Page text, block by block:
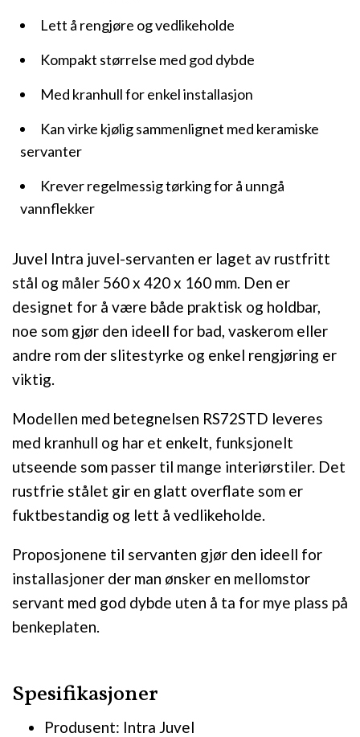
Juvel Intra juvel-servanten er laget av rustfritt
stål og måler 560 x 420 x 160 mm. Den er
designet for å være både praktisk og holdbar,
noe som gjør den ideell for bad, vaskerom eller
andre rom der slitestyrke og enkel rengjøring er
viktig.
Modellen med betegnelsen RS72STD leveres
med kranhull og har et enkelt, funksjonelt
utseende som passer til mange interiørstiler. Det
rustfrie stålet gir en glatt overflate som er
fuktbestandig og lett å vedlikeholde.
Proposjonene til servanten gjør den ideell for
installasjoner der man ønsker en mellomstor
servant med god dybde uten å ta for mye plass på
benkeplaten.
Lett å rengjøre og vedlikeholde
Kompakt størrelse med god dybde
Med kranhull for enkel installasjon
Kan virke kjølig sammenlignet med keramiske
servanter
Krever regelmessig tørking for å unngå
vannflekker
Spesifikasjoner
Produsent: Intra Juvel